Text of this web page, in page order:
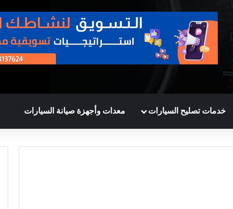
خدمات تصليح السيارات معدات وأجهزة صيانة السيارات